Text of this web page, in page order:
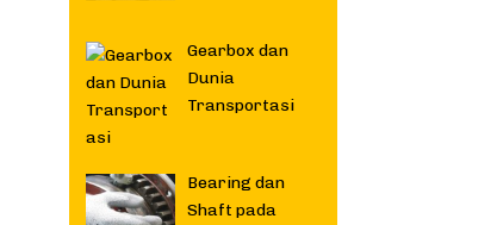
Gearbox dan
Dunia
Transportasi
Bearing dan
Shaft pada